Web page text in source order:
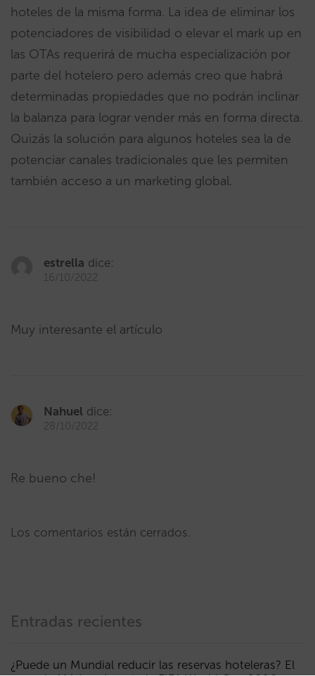
hoteles de la misma forma. La idea de eliminar los
potenciadores de visibilidad o elevar el mark up en
las OTAs requerirá de mucha especialización por
parte del hotelero pero además creo que habrá
determinadas propiedades que no podrán inclinar
la balanza para lograr vender más en forma directa.
Quizás la solución para algunos hoteles sea la de
potenciar canales tradicionales que les permiten
también acceso a un marketing global.
estrella dice:
16/10/2022
Muy interesante el artículo
Nahuel dice:
28/10/2022
Re bueno che!
Los comentarios están cerrados.
Entradas recientes
¿Puede un Mundial reducir las reservas hoteleras? El